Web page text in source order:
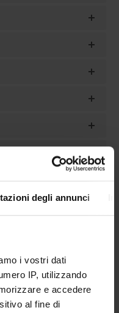
degli annunci
i vostri dati
IP, utilizzando
e accedere
al fine di
OFFICES